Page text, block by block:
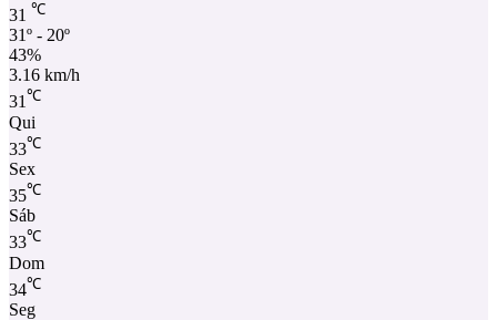
31 ℃
31º - 20º
43%
3.16 km/h
31℃
Qui
33℃
Sex
35℃
Sáb
33℃
Dom
34℃
Seg